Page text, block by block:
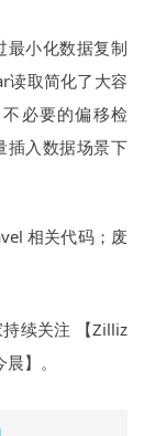
最小化数据复制
读取简化了大容
必要的偏移检
插入数据场景下
相关代码；废
续关注 【Zilliz
】。